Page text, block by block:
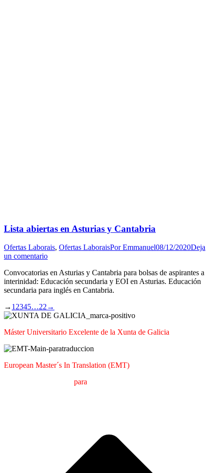
Lista abiertas en Asturias y Cantabria
Ofertas Laborais, Ofertas LaboraisPorEmmanuel08/12/2020Deja
un comentario
Convocatorias en Asturias y Cantabria para bolsas de aspirantes a
interinidad: Educación secundaria y EOI en Asturias. Educación
secundaria para inglés en Cantabria.
→ 1 2345…22 →
Máster Universitario Excelente de la Xunta de Galicia
European Master´s In Translation (EMT)
para